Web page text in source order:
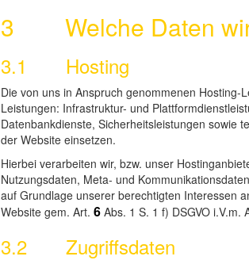
3 Welche Daten wir
3.1 Hosting
Die von uns in Anspruch genommenen
Leistungen: Infrastruktur- und
Datenbankdienste, Sicherheitsleistungen sowie
der Website einsetzen.
Hierbei verarbeiten wir, bzw. unser
Nutzungsdaten, Meta- und
auf Grundlage unserer berechtigten Interessen
Website gem. Art. 6 Abs. 1 S. 1 f) DSGVO i.V.m.
3.2 Zugriffsdaten